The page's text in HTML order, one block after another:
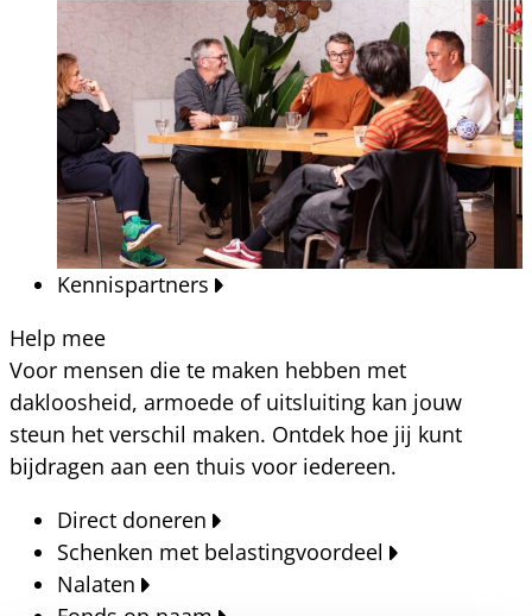
Kennispartners
Help mee
Voor mensen die te maken hebben met
dakloosheid, armoede of uitsluiting kan jouw
steun het verschil maken. Ontdek hoe jij kunt
bijdragen aan een thuis voor iedereen.
Direct doneren
Schenken met belastingvoordeel
Nalaten